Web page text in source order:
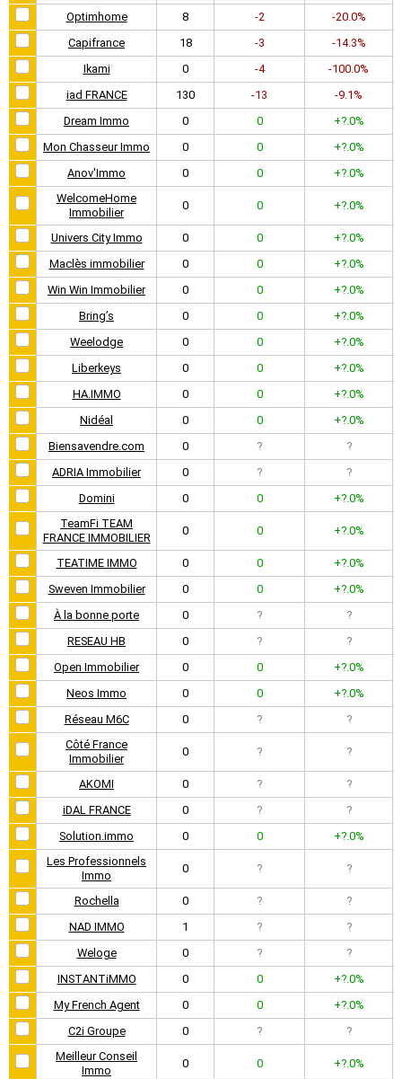
Optimhome 8 -2
-20.0%
Capifrance
18 -3
-14.3%
Ikami
0 -4
-100.0%
iad FRANCE
130 -13
-9.1%
Dream Immo
0 0
+?.0%
Mon Chasseur Immo
0 0
+?.0%
Anov'Immo
0 0
+?.0%
WelcomeHome
Immobilier
0 0 +?.0%
Univers City Immo 0 0
+?.0%
Maclès immobilier
0 0
+?.0%
Win Win Immobilier
0 0
+?.0%
Bring’s
0 0
+?.0%
Weelodge
0 0
+?.0%
Liberkeys
0 0
+?.0%
HA.IMMO
0 0
+?.0%
Nidéal
0 0
+?.0%
Biensavendre.com
0 ?
?
ADRIA Immobilier
0 ?
?
Domini
0 0
+?.0%
TeamFi TEAM
FRANCE IMMOBILIER
0 0 +?.0%
TEATIME IMMO 0 0
+?.0%
Sweven Immobilier
0 0
+?.0%
À la bonne porte
0 ?
?
RESEAU HB
0 ?
?
Open Immobilier
0 0
+?.0%
Neos Immo
0 0
+?.0%
Réseau M6C
0 ?
?
Côté France
Immobilier
0 ? ?
AKOMI 0 ?
?
iDAL FRANCE
0 ?
?
Solution.immo
0 0
+?.0%
Les Professionnels
Immo
0 ? ?
Rochella 0 ?
?
NAD IMMO
1 ?
?
Weloge
0 ?
?
INSTANTiMMO
0 0
+?.0%
My French Agent
0 0
+?.0%
C2i Groupe
0 ?
?
Meilleur Conseil
Immo
0 0 +?.0%